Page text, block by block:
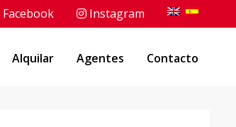
Facebook Instagram
Alquilar Agentes Contacto